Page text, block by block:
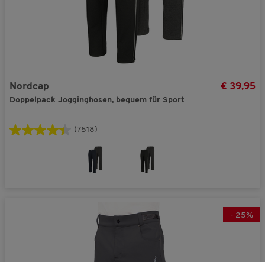
Nordcap
Doppelpack Jogginghosen, bequem für Sport
€ 39,95
(7518)
- 25%